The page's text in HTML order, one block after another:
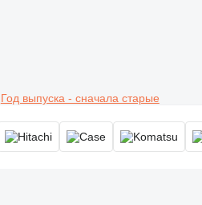
Год выпуска - сначала старые